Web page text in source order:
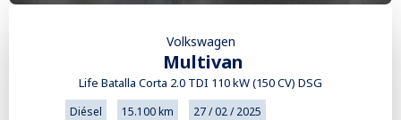
Volkswagen
Multivan
Life Batalla Corta 2.0 TDI 110 kW (150 CV) DSG
Diésel 15.100 km 27 / 02 / 2025